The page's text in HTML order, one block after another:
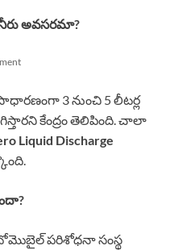
అవసరమా?
3 నుంచి 5 లీటర్ల
కేంద్రం తెలిపింది. చాలా
Liquid Discharge
పరిశోధనా సంస్థ